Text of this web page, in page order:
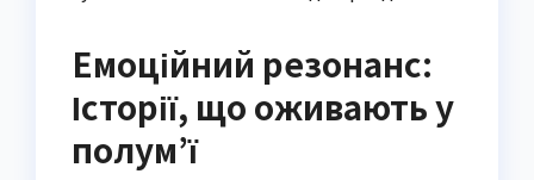
Емоційний резонанс:
Історії, що оживають у
полум’ї